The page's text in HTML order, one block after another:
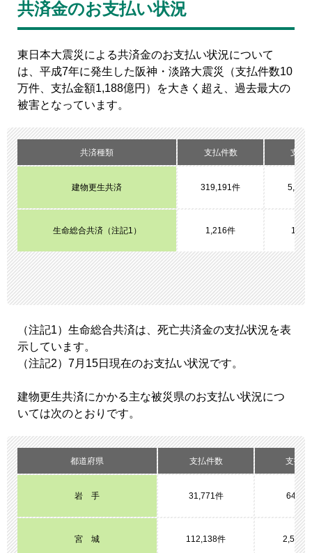
共済金のお支払い状況
東日本大震災による共済金のお支払い状況について
は、平成7年に発生した阪神・淡路大震災（支払件数10
万件、支払金額1,188億円）を大きく超え、過去最大の
被害となっています。
共済種類 支払件数 支払
建物更生共済 319,191件 5,292
生命総合共済（注記1） 1,216件 197
（注記1）生命総合共済は、死亡共済金の支払状況を表
示しています。
（注記2）7月15日現在のお支払い状況です。
建物更生共済にかかる主な被災県のお支払い状況につ
いては次のとおりです。
都道府県 支払件数 支払金
岩 手 31,771件 648億
宮 城 112,138件 2,582